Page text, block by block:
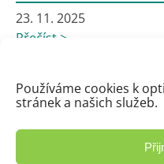
Používáme cookies k
stránek a našich služeb.
23. 11. 2025
Přečíst >
Pardubice
Přečíst >